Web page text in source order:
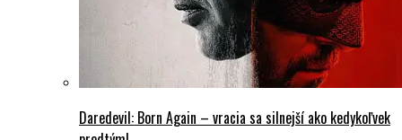
Daredevil: Born Again – vracia sa silnejší ako kedykoľvek